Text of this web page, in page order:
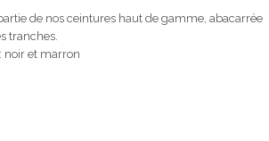
de nos ceintures haut de gamme, abacarrée
tranches.
noir et marron